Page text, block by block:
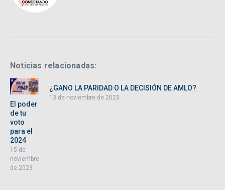
Noticias relacionadas:
El poder
de tu
voto
para el
2024
15 de
noviembre
de 2023
¿GANO LA PARIDAD O LA DECISIÓN DE AMLO?
13 de noviembre de 2023